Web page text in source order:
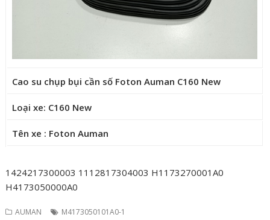
Cao su chụp bụi cần số Foton Auman C160 New
Loại xe: C160 New
Tên xe : Foton Auman
1424217300003 1112817304003 H1173270001A0
H4173050000A0
AUMAN M4173050101A0-1